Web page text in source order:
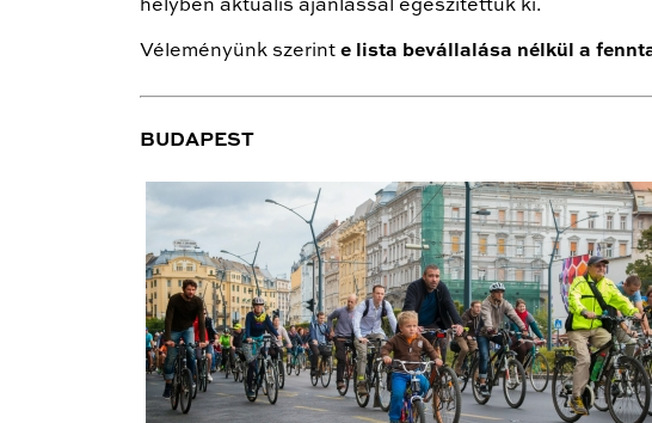
helyben aktuális ajánlással egészítettük ki.
Véleményünk szerint e lista bevállalása nélkül a
BUDAPEST